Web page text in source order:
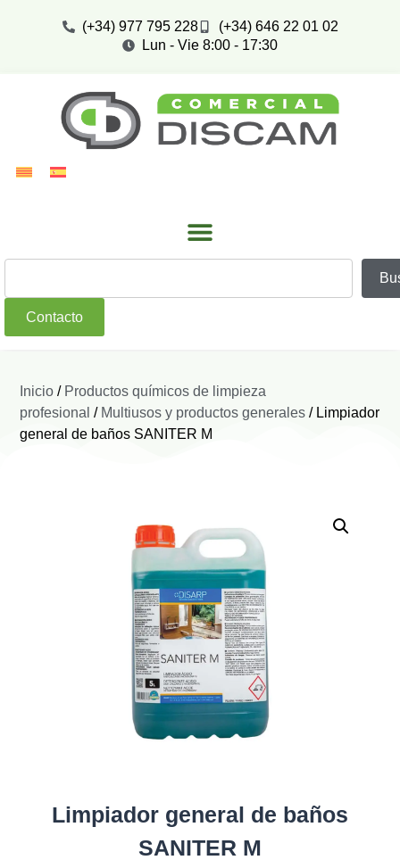
(+34) 977 795 228
(+34) 646 22 01 02
Lun - Vie 8:00 - 17:30
Contacto
Inicio / Productos químicos de limpieza
profesional / Multiusos y productos generales / Limpiador
general de baños SANITER M
Limpiador general de baños
SANITER M